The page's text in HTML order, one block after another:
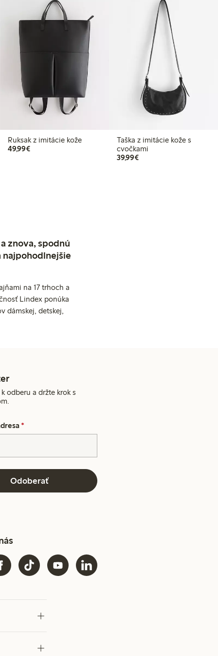
Ruksak z imitácie kože
49,99€49,99 €
Taška z imitácie kože s
cvočkami
39,99€39,99 €
znova, spodnú
najpohodlnejšie
na 17 trhoch a
Lindex ponúka
dámskej, detskej,
odberu a držte krok s
*
Odoberať